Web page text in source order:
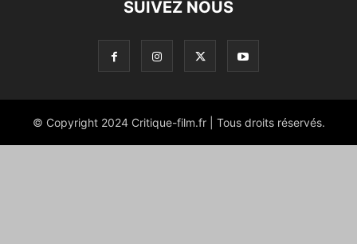
SUIVEZ NOUS
© Copyright 2024 Critique-film.fr | Tous droits réservés.